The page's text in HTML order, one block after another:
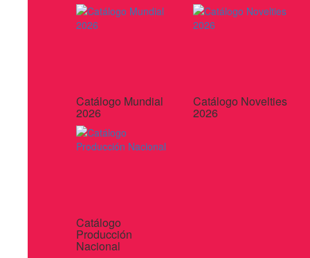
Catálogo Mundial
2026
Catálogo Novelties
2026
Catálogo
Producción
Nacional